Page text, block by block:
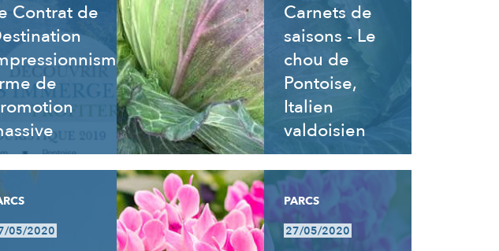
Contrat de
de
Carnets de
saisons - Le
chou de
Pontoise,
Italien
valdoisien
05/2020
PARCS
27/05/2020